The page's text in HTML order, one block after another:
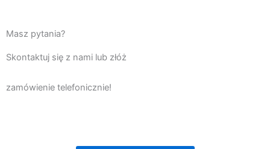
Masz pytania?
Skontaktuj się z nami lub złóż
zamówienie telefonicznie!